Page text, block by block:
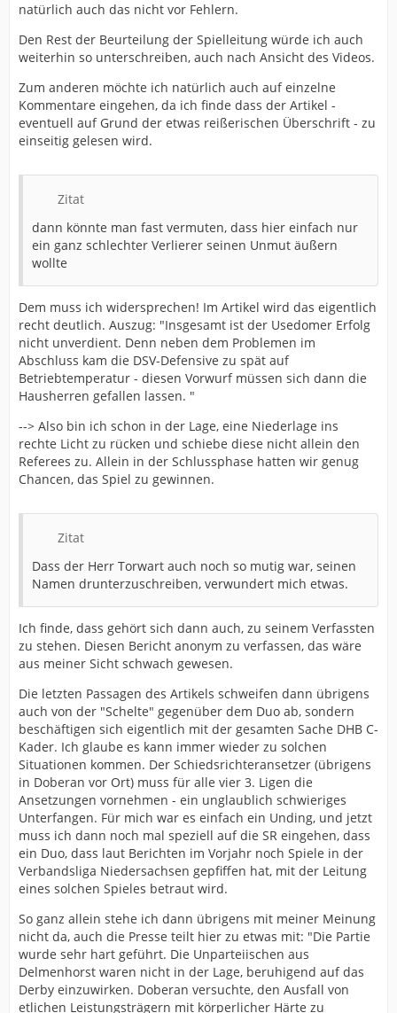
natürlich auch das nicht vor Fehlern.
Den Rest der Beurteilung der Spielleitung würde ich auch
weiterhin so unterschreiben, auch nach Ansicht des Videos.
Zum anderen möchte ich natürlich auch auf einzelne
Kommentare eingehen, da ich finde dass der Artikel -
eventuell auf Grund der etwas reißerischen Überschrift - zu
einseitig gelesen wird.
Zitat
dann könnte man fast vermuten, dass hier einfach nur
ein ganz schlechter Verlierer seinen Unmut äußern
wollte
Dem muss ich widersprechen! Im Artikel wird das eigentlich
recht deutlich. Auszug: "Insgesamt ist der Usedomer Erfolg
nicht unverdient. Denn neben dem Problemen im
Abschluss kam die DSV-Defensive zu spät auf
Betriebtemperatur - diesen Vorwurf müssen sich dann die
Hausherren gefallen lassen. "
--> Also bin ich schon in der Lage, eine Niederlage ins
rechte Licht zu rücken und schiebe diese nicht allein den
Referees zu. Allein in der Schlussphase hatten wir genug
Chancen, das Spiel zu gewinnen.
Zitat
Dass der Herr Torwart auch noch so mutig war, seinen
Namen drunterzuschreiben, verwundert mich etwas.
Ich finde, dass gehört sich dann auch, zu seinem Verfassten
zu stehen. Diesen Bericht anonym zu verfassen, das wäre
aus meiner Sicht schwach gewesen.
Die letzten Passagen des Artikels schweifen dann übrigens
auch von der "Schelte" gegenüber dem Duo ab, sondern
beschäftigen sich eigentlich mit der gesamten Sache DHB C-
Kader. Ich glaube es kann immer wieder zu solchen
Situationen kommen. Der Schiedsrichteransetzer (übrigens
in Doberan vor Ort) muss für alle vier 3. Ligen die
Ansetzungen vornehmen - ein unglaublich schwieriges
Unterfangen. Für mich war es einfach ein Unding, und jetzt
muss ich dann noch mal speziell auf die SR eingehen, dass
ein Duo, dass laut Berichten im Vorjahr noch Spiele in der
Verbandsliga Niedersachsen gepfiffen hat, mit der Leitung
eines solchen Spieles betraut wird.
So ganz allein stehe ich dann übrigens mit meiner Meinung
nicht da, auch die Presse teilt hier zu etwas mit: "Die Partie
wurde sehr hart geführt. Die Unparteiischen aus
Delmenhorst waren nicht in der Lage, beruhigend auf das
Derby einzuwirken. Doberan versuchte, den Ausfall von
etlichen Leistungsträgern mit körperlicher Härte zu